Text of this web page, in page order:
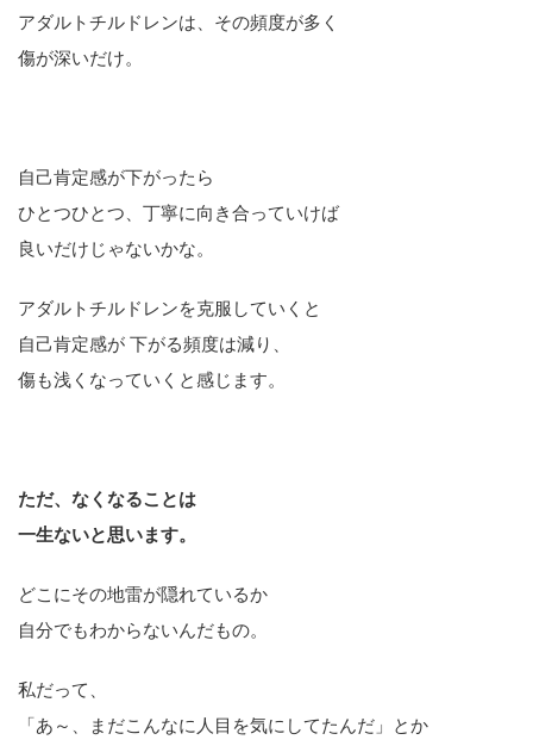
アダルトチルドレンは、その頻度が多く
傷が深いだけ。
自己肯定感が下がったら
ひとつひとつ、丁寧に向き合っていけば
良いだけじゃないかな。
アダルトチルドレンを克服していくと
自己肯定感が 下がる頻度は減り、
傷も浅くなっていくと感じます。
ただ、なくなることは
一生ないと思います。
どこにその地雷が隠れているか
自分でもわからないんだもの。
私だって、
「あ～、まだこんなに人目を気にしてたんだ」とか